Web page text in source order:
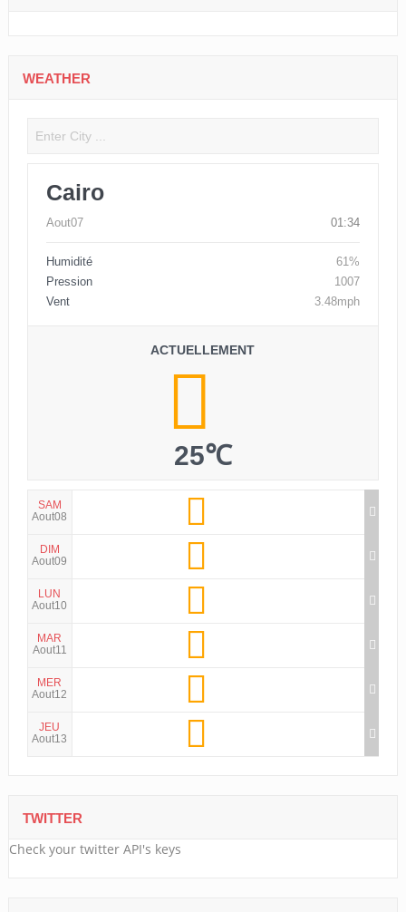
WEATHER
Cairo
Aout07 01:34
Humidité
61%
Pression
1007
Vent
3.48mph
ACTUELLEMENT
25℃
SAM
Aout08
DIM
Aout09
LUN
Aout10
MAR
Aout11
MER
Aout12
JEU
Aout13
TWITTER
Check your twitter API's keys